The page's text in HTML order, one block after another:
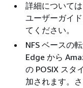
詳細について
ユーザーガイ
てください。
NFS ベースの
Edge から
の POSIX スタ
加されます。